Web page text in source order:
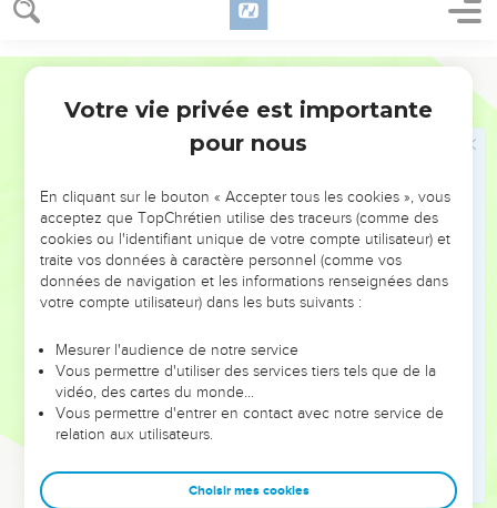
Psaumes 98
Le Seigneur est roi, il est l'unique vrai Dieu
1 Psaume. Chantez en l’honneur de l’Eternel un cantique
bras saint lui ont assuré la victoire.
L’Eternel a fait connaître son salut, il a révélé sa justice
*Il s’est souvenu de sa bonté et de sa fidélité envers la
communauté d’Israël. Jusqu’aux extrémités de la terre, on a
vu le salut de notre Dieu.
Poussez des cris de joie en l’honneur de l’Eternel,
chantez !
Chantez en l’honneur de l’Eternel avec la harpe, avec la
harpe, au son de tous les instruments !
Au son des trompettes et du cor, poussez des cris de joie
en présence du roi, de l’Eternel !
Que la mer retentisse avec tout ce qu’elle contient, le
Votre vie privée est importante
pour nous
En cliquant sur le bouton « Accepter tous les cookies », vous
acceptez que TopChrétien utilise des traceurs (comme des
cookies ou l'identifiant unique de votre compte utilisateur) et
traite vos données à caractère personnel (comme vos
données de navigation et les informations renseignées dans
votre compte utilisateur) dans les buts suivants :
Mesurer l'audience de notre service
Vous permettre d'utiliser des services tiers tels que de la
vidéo, des cartes du monde…
Vous permettre d'entrer en contact avec notre service de
relation aux utilisateurs.
Choisir mes cookies